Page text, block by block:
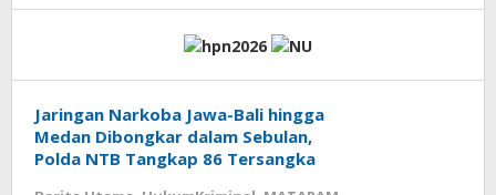
Jaringan Narkoba Jawa-Bali hingga
Medan Dibongkar dalam Sebulan,
Polda NTB Tangkap 86 Tersangka